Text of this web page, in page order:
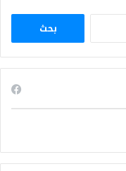
البحث